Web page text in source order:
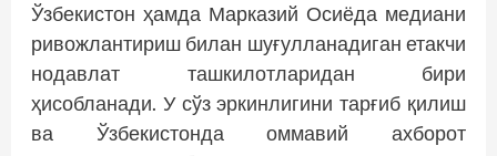
Ўзбекистон ҳамда Марказий Осиёда медиани
ривожлантириш билан шуғулланадиган етакчи
нодавлат ташкилотларидан бири
ҳисобланади. У сўз эркинлигини тарғиб қилиш
ва Ўзбекистонда оммавий ахборот